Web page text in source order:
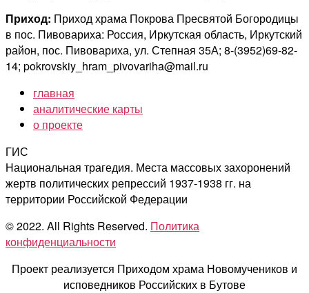
Приход: Приход храма Покрова Пресвятой Богородицы
в пос. Пивовариха: Россия, Иркутская область, Иркутский
район, пос. Пивовариха, ул. Степная 35А; 8-(3952)69-82-
14; pokrovskiy_hram_pivovariha@mail.ru
главная
аналитические карты
о проекте
ГИС
Национальная трагедия. Места массовых захоронений
жертв политических репрессий 1937-1938 гг. на
территории Российской Федерации
© 2022. All Rights Reserved. Политика
конфиденциальности
Проект реализуется Приходом храма Новомучеников и
исповедников Российских в Бутове